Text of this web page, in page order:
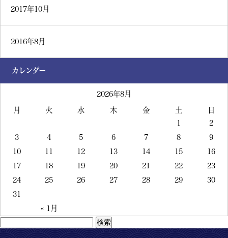
2017年10月
2016年8月
カレンダー
2026年8月
月 火 水 木 金 土 日
« 1月
1
2
3
4 5 6 7 8
9
10
11 12 13 14 15
16
17
18 19 20 21 22
23
24
25 26 27 28 29
30
31